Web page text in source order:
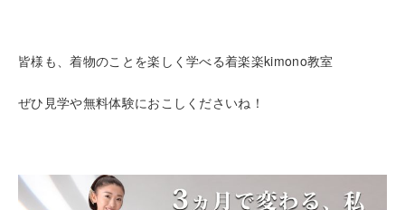
皆様も、着物のことを楽しく学べる着楽楽kimono教室
ぜひ見学や無料体験におこしくださいね！